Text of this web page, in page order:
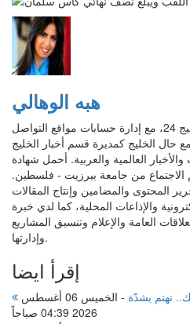
هبه الوهالي
أعمل كقائد فريق في الخليج 24، مع إدارة حسابات مواقع التواصل
الخليج كمديرة قسم أخبار الخليج
العالمية والعربية. أحمل شهادة
الاجتماع من جامعة بيرزيت - فلسطين.
المحتوى والمضامين وإنتاج المقالات
والإذاعات المحلية، كما لدي خبرة
العامة والإعلام وتنسيق المشاريع
وإدارتها.
إقرأ ايضا
تهتم بشدّة -
الخميس 06 أغسطس
2026 04:39 صباحاً